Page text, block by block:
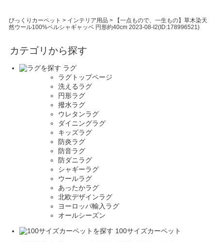
びっくりカーペット > インテリア用品 >
【一点もので、一生もの】草木染天
然ウール100%ペルシャギャッベ 円形約40cm 2023-08-I2(ID:178996521)
カテゴリから探す
ラグ
ラグトップページ
洗えるラグ
円形ラグ
撥水ラグ
ウレタンラグ
ダイニングラグ
キッズラグ
防炎ラグ
防音ラグ
防ダニラグ
シャギーラグ
ウールラグ
あったかラグ
北欧デザインラグ
ヨーロッパ輸入ラグ
オールシーズン
100サイズカーペット